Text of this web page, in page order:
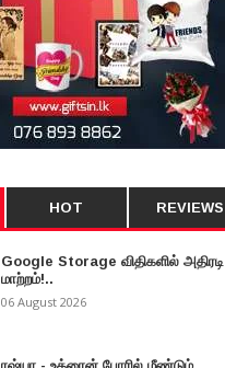
HOT REVIEWS
Google Storage விதிகளில் அதிரடி
மாற்றம்!..
06 August 2026